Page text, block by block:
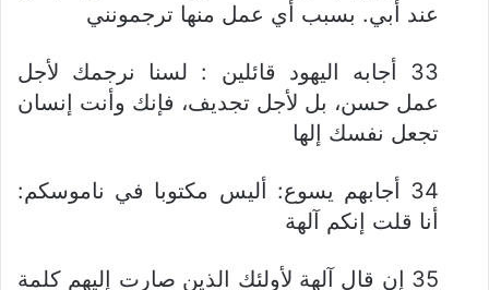
عند أبي. بسبب أي عمل منها ترجمونني
33 أجابه اليهود قائلين : لسنا نرجمك لأجل
عمل حسن، بل لأجل تجديف، فإنك وأنت إنسان
تجعل نفسك إلها
34 أجابهم يسوع: أليس مكتوبا في ناموسكم:
أنا قلت إنكم آلهة
35 إن قال آلهة لأولئك الذين صارت إليهم كلمة